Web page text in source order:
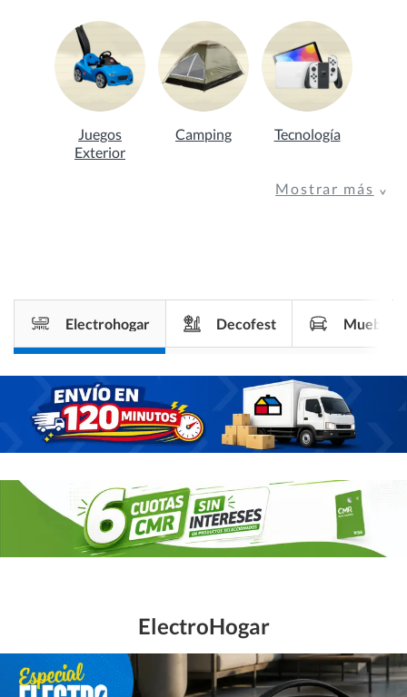
Juegos
Exterior
Camping Tecnología
Mostrar más
Electrohogar Decofest Muebles
ElectroHogar